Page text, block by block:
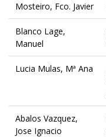
Mosteiro, Fco. Javier
Blanco Lage,
Manuel
Lucia Mulas, Mª Ana
Abalos Vazquez,
Jose Ignacio